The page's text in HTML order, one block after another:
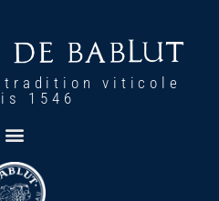
tradition viticole
1546